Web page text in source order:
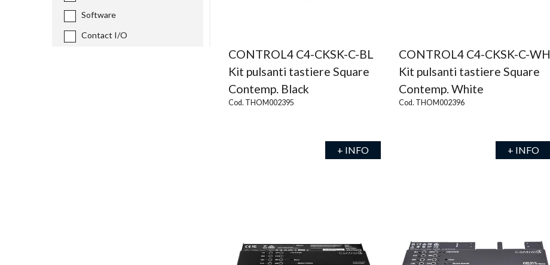
Software
Contact I/O
CONTROL4 C4-CKSK-C-BL
Kit pulsanti tastiere Square
Contemp. Black
Cod. THOM002395
+ INFO
CONTROL4 C4-CKSK-C-WH
Kit pulsanti tastiere Square
Contemp. White
Cod. THOM002396
+ INFO